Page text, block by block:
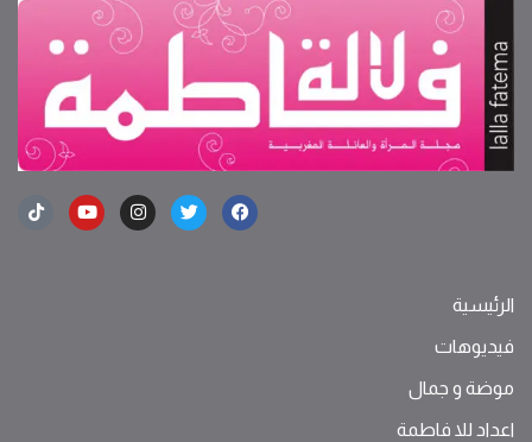
الرئيسية
فيديوهات
موضة ‫و‬ ‫‬‫جمال‬
اعداد للا فاطمة